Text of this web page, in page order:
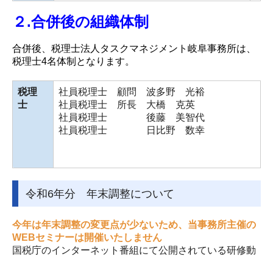
募集要項
お問い合せ
個人情報保護方針
２.合併後の組織体制
合併後、税理士法人タスクマネジメント岐阜事務所は、
税理士4名体制となります。
税理
士
社員税理士 顧問 波多野 光裕
社員税理士 所長 大橋 克英
社員税理士 後藤 美智代
社員税理士 日比野 数幸
令和6年分 年末調整について
今年は年末調整の変更点が少ないため、当事務所主催の
WEBセミナーは開催いたしません
国税庁のインターネット番組にて公開されている研修動